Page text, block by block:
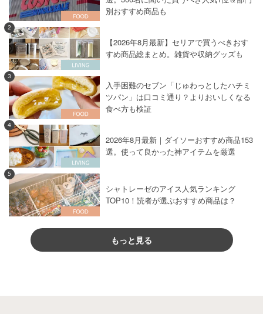
別おすすめ商品も
2
【2026年8月最新】セリアで買うべきおす
すめ商品総まとめ。雑貨や収納グッズも
3
入手困難のセブン「じゅわっとしたハチミ
ツパン」は口コミ通り？よりおいしくなる
食べ方も検証
4
2026年8月最新｜ダイソーおすすめ商品153
選。使って良かった神アイテムを厳選
5
シャトレーゼのアイス人気ランキング
TOP10！読者が選ぶおすすめ商品は？
もっと見る